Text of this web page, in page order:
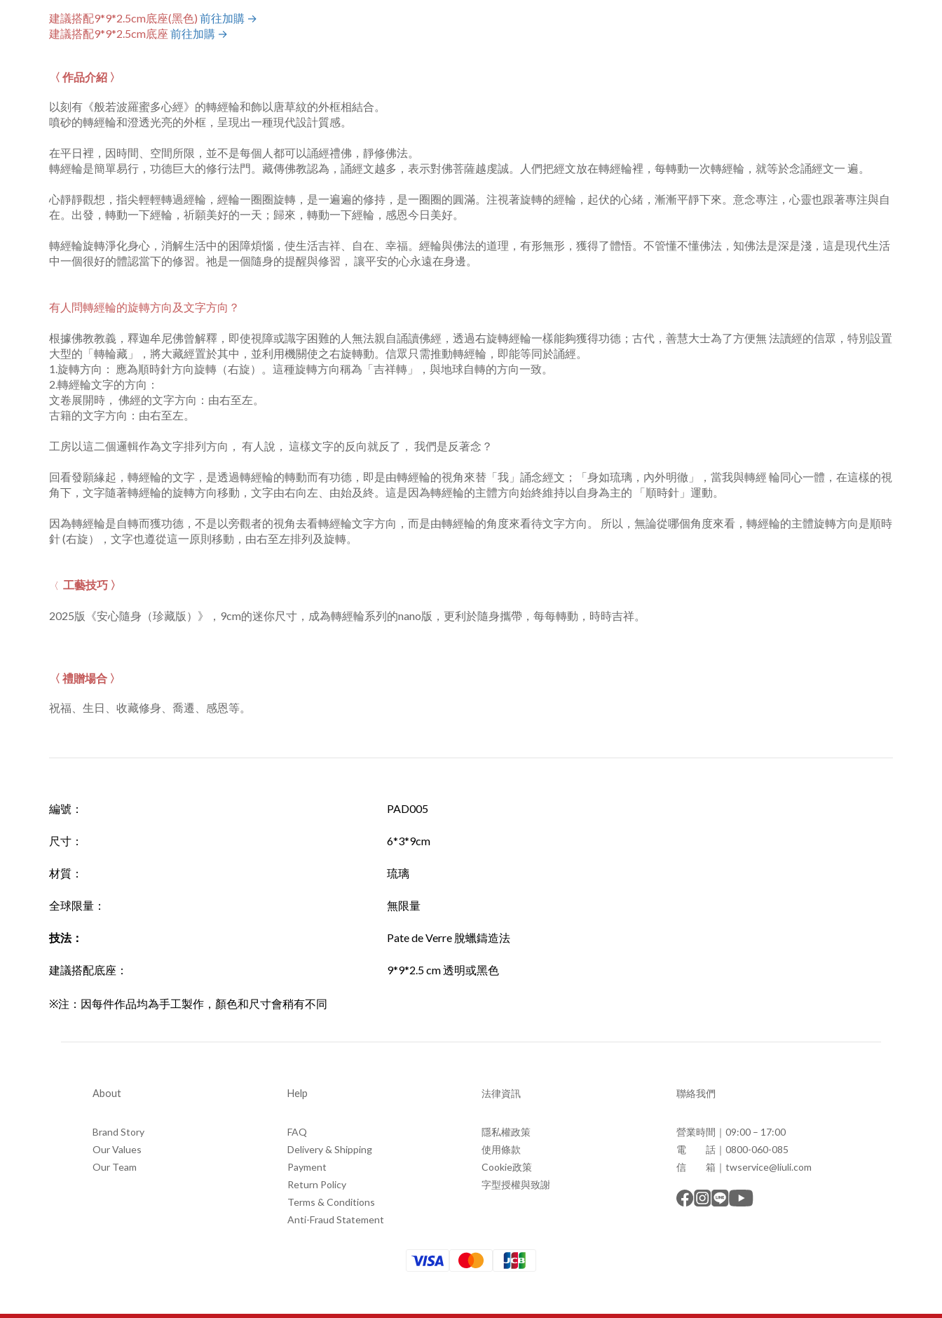
建議搭配9*9*2.5cm底座(黑色) 前往加購 →
建議搭配9*9*2.5cm底座 前往加購 →
〈 作品介紹 〉
以刻有《般若波羅蜜多心經》的轉經輪和飾以唐草紋的外框相結合。
噴砂的轉經輪和澄透光亮的外框，呈現出一種現代設計質感。
在平日裡，因時間、空間所限，並不是每個人都可以誦經禮佛，靜修佛法。
轉經輪是簡單易行，功德巨大的修行法門。藏傳佛教認為，誦經文越多，表示對佛菩薩越虔誠。人們把經文放在轉經輪裡，每轉動一次轉經輪，就等於念誦經文一 遍。
心靜靜觀想，指尖輕輕轉過經輪，經輪一圈圈旋轉，是一遍遍的修持，是一圈圈的圓滿。注視著旋轉的經輪，起伏的心緒，漸漸平靜下來。意念專注，心靈也跟著專注與自
在。 出發，轉動一下經輪，祈願美好的一天；歸來，轉動一下經輪，感恩今日美好。
轉經輪旋轉淨化身心，消解生活中的困障煩惱，使生活吉祥、自在、幸福。經輪與佛法的道理，有形無形，獲得了體悟。不管懂不懂佛法，知佛法是深是淺，這是現代生活
中一個很好的體認當下的修習。祂是一個隨身的提醒與修習， 讓平安的心永遠在身邊。
有人問轉經輪的旋轉方向及文字方向？
根據佛教教義，釋迦牟尼佛曾解釋，即使視障或識字困難的人無法親自誦讀佛經，透過右旋轉經輪一樣能夠獲得功德；古代，善慧大士為了方便無 法讀經的信眾，特別設置
大型的「轉輪藏」，將大藏經置於其中，並利用機關使之右旋轉動。 信眾只需推動轉經輪，即能等同於誦經。
1.旋轉方向： 應為順時針方向旋轉（右旋）。這種旋轉方向稱為「吉祥轉」，與地球自轉的方向一致。
2.轉經輪文字的方向：
文卷展開時， 佛經的文字方向：由右至左。
古籍的文字方向：由右至左。
工房以這二個邏輯作為文字排列方向， 有人說， 這樣文字的反向就反了， 我們是反著念？
回看發願緣起，轉經輪的文字，是透過轉經輪的轉動而有功德，即是由轉經輪的視角來替「我」誦念經文；「身如琉璃，內外明徹」，當我與轉經 輪同心一體，在這樣的視
角下，文字隨著轉經輪的旋轉方向移動，文字由右向左、由始及終。這是因為轉經輪的主體方向始終維持以自身為主的 「順時針」運動。
因為轉經輪是自轉而獲功德，不是以旁觀者的視角去看轉經輪文字方向，而是由轉經輪的角度來看待文字方向。 所以，無論從哪個角度來看，轉經輪的主體旋轉方向是順時
針 (右旋），文字也遵從這一原則移動，由右至左排列及旋轉。
〈 工藝技巧 〉
2025版《安心隨身（珍藏版）》，9cm的迷你尺寸，成為轉經輪系列的nano版，更利於隨身攜帶，每每轉動，時時吉祥。
〈 禮贈場合 〉
祝福、生日、收藏修身、喬遷、感恩等。
編號 ： PAD005
尺寸 ： 6*3*9cm
材質 ： 琉璃
全球限量： 無限量
技法： Pate de Verre 脫蠟鑄造法
建議搭配底座 ： 9*9*2.5 cm 透明或黑色
※注：因每件作品均為手工製作，顏色和尺寸會稍有不同
About
Brand Story
Our Values
Our Team
Help
FAQ
Delivery & Shipping
Payment
Return Policy
Terms & Conditions
Anti-Fraud Statement
法律資訊
隱私權政策
使用條款
Cookie政策
字型授權與致謝
聯絡我們
營業時間｜09:00 – 17:00
電 話｜0800-060-085
信 箱｜twservice@liuli.com